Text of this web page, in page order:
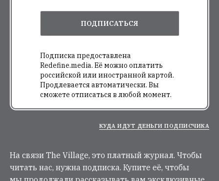
ПОДПИСАТЬСЯ
Подписка предоставлена
Redefine.media. Её можно оплатить
российской или иностранной картой.
Продлевается автоматически. Вы
сможете отписаться в любой момент.
КУДА ИДУТ ДЕНЬГИ ПОДПИСЧИКА
На связи The Village, это платный журнал. Чтобы
читать нас, нужна подписка. Купите её, чтобы